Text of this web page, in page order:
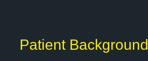
Patient Background